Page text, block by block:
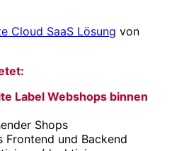
Cloud SaaS Lösung von
Label Webshops binnen
Shops
Frontend und Backend